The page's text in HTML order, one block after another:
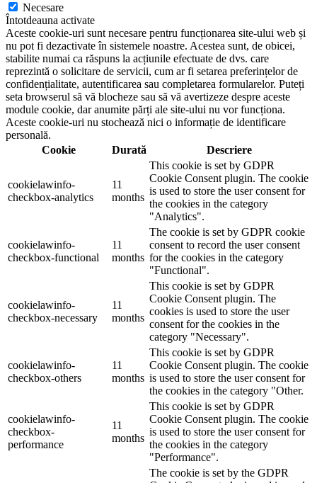
Necesare
Întotdeauna activate
Aceste cookie-uri sunt necesare pentru funcționarea site-ului web și
nu pot fi dezactivate în sistemele noastre. Acestea sunt, de obicei,
stabilite numai ca răspuns la acțiunile efectuate de dvs. care
reprezintă o solicitare de servicii, cum ar fi setarea preferințelor de
confidențialitate, autentificarea sau completarea formularelor. Puteți
seta browserul să vă blocheze sau să vă avertizeze despre aceste
module cookie, dar anumite părți ale site-ului nu vor funcționa.
Aceste cookie-uri nu stochează nici o informație de identificare
personală.
Cookie
Durată Descriere
cookielawinfo-
checkbox-analytics
11
months
This cookie is set by GDPR
Cookie Consent plugin. The cookie
is used to store the user consent for
the cookies in the category
"Analytics".
cookielawinfo-
checkbox-functional
11
months
The cookie is set by GDPR cookie
consent to record the user consent
for the cookies in the category
"Functional".
cookielawinfo-
checkbox-necessary
11
months
This cookie is set by GDPR
Cookie Consent plugin. The
cookies is used to store the user
consent for the cookies in the
category "Necessary".
cookielawinfo-
checkbox-others
11
months
This cookie is set by GDPR
Cookie Consent plugin. The cookie
is used to store the user consent for
the cookies in the category "Other.
cookielawinfo-
checkbox-
performance
11
months
This cookie is set by GDPR
Cookie Consent plugin. The cookie
is used to store the user consent for
the cookies in the category
"Performance".
The cookie is set by the GDPR